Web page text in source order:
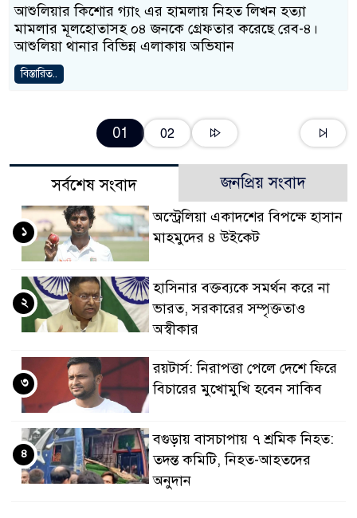
আশুলিয়ার কিশোর গ্যাং এর হামলায় নিহত লিখন হত্যা
মামলার মূলহোতাসহ ০৪ জনকে গ্রেফতার করেছে রেব-৪।
আশুলিয়া থানার বিভিন্ন এলাকায় অভিযান
বিস্তারিত..
01 02
সর্বশেষ সংবাদ জনপ্রিয় সংবাদ
অস্ট্রেলিয়া একাদশের বিপক্ষে হাসান
মাহমুদের ৪ উইকেট
১
হাসিনার বক্তব্যকে সমর্থন করে না
ভারত, সরকারের সম্পৃক্ততাও
অস্বীকার
২
রয়টার্স: নিরাপত্তা পেলে দেশে ফিরে
বিচারের মুখোমুখি হবেন সাকিব
৩
বগুড়ায় বাসচাপায় ৭ শ্রমিক নিহত:
তদন্ত কমিটি, নিহত-আহতদের
অনুদান
৪